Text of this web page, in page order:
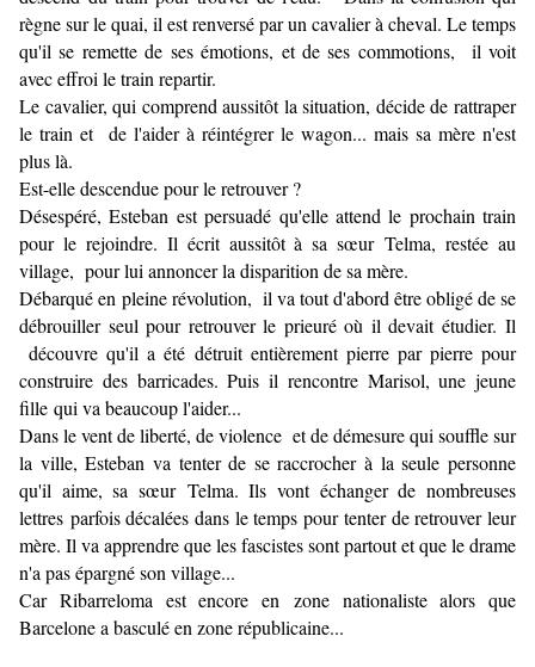
règne sur le quai, il est renversé par un cavalier à cheval. Le temps
qu'il se remette de ses émotions, et de ses commotions, il voit
avec effroi le train repartir.
Le cavalier, qui comprend aussitôt la situation, décide de rattraper
le train et de l'aider à réintégrer le wagon... mais sa mère n'est
plus là.
Est-elle descendue pour le retrouver ?
Désespéré, Esteban est persuadé qu'elle attend le prochain train
pour le rejoindre. Il écrit aussitôt à sa sœur Telma, restée au
village, pour lui annoncer la disparition de sa mère.
Débarqué en pleine révolution, il va tout d'abord être obligé de se
débrouiller seul pour retrouver le prieuré où il devait étudier. Il
découvre qu'il a été détruit entièrement pierre par pierre pour
construire des barricades. Puis il rencontre Marisol, une jeune
fille qui va beaucoup l'aider...
Dans le vent de liberté, de violence et de démesure qui souffle sur
la ville, Esteban va tenter de se raccrocher à la seule personne
qu'il aime, sa sœur Telma. Ils vont échanger de nombreuses
lettres parfois décalées dans le temps pour tenter de retrouver leur
mère. Il va apprendre que les fascistes sont partout et que le drame
n'a pas épargné son village...
Car Ribarreloma est encore en zone nationaliste alors que
Barcelone a basculé en zone républicaine...